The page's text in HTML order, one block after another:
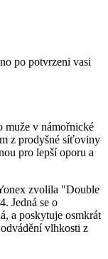
po potvrzeni vasi
muže v námořnické
z prodyšné síťoviny
pro lepší oporu a
zvolila "Double
Jedná se o
a poskytuje osmkrát
vlhkosti z